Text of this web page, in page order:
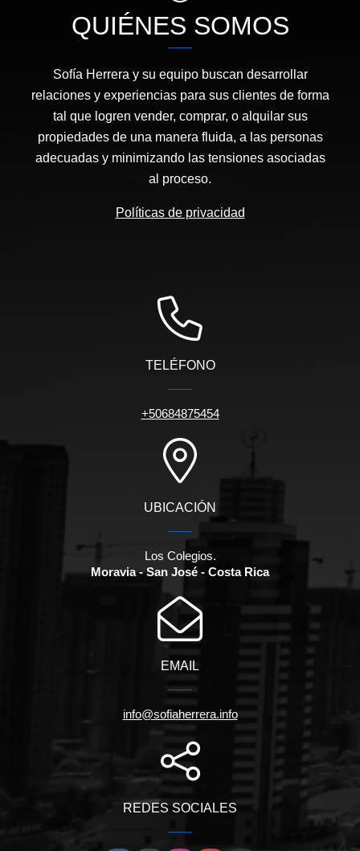
QUIÉNES SOMOS
Sofía Herrera y su equipo buscan desarrollar
relaciones y experiencias para sus clientes de forma
tal que logren vender, comprar, o alquilar sus
propiedades de una manera fluida, a las personas
adecuadas y minimizando las tensiones asociadas
al proceso.
Políticas de privacidad
TELÉFONO
+50684875454
UBICACIÓN
Los Colegios.
Moravia - San José - Costa Rica
EMAIL
info@sofiaherrera.info
REDES SOCIALES